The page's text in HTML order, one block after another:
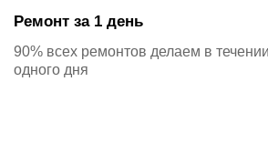
Ремонт за 1 день
90% всех ремонтов делаем в течении
одного дня